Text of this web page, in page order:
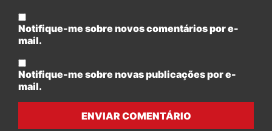
Notifique-me sobre novos comentários por e-
mail.
Notifique-me sobre novas publicações por e-
mail.
ENVIAR COMENTÁRIO